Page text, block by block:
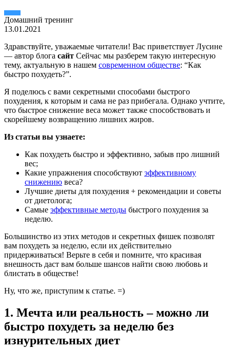
Домашний тренинг
13.01.2021
Здравствуйте, уважаемые читатели! Вас приветствует Лусине
— автор блога сайт Сейчас мы разберем такую интересную
тему, актуальную в нашем современном обществе: “Как
быстро похудеть?”.
Я поделюсь с вами секретными способами быстрого
похудения, к которым и сама не раз прибегала. Однако учтите,
что быстрое снижение веса может также способствовать и
скорейшему возвращению лишних жиров.
Из статьи вы узнаете:
Как похудеть быстро и эффективно, забыв про лишний
вес;
Какие упражнения способствуют эффективному
снижению веса?
Лучшие диеты для похудения + рекомендации и советы
от диетолога;
Самые эффективные методы быстрого похудения за
неделю.
Большинство из этих методов и секретных фишек позволят
вам похудеть за неделю, если их действительно
придерживаться! Верьте в себя и помните, что красивая
внешность даст вам больше шансов найти свою любовь и
блистать в обществе!
Ну, что же, приступим к статье. =)
1. Мечта или реальность – можно ли
быстро похудеть за неделю без
изнурительных диет